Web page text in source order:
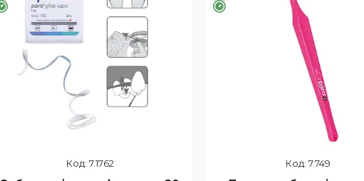
Залишилось 26 днів
7.1762
Залишилось 26 днів
7.749